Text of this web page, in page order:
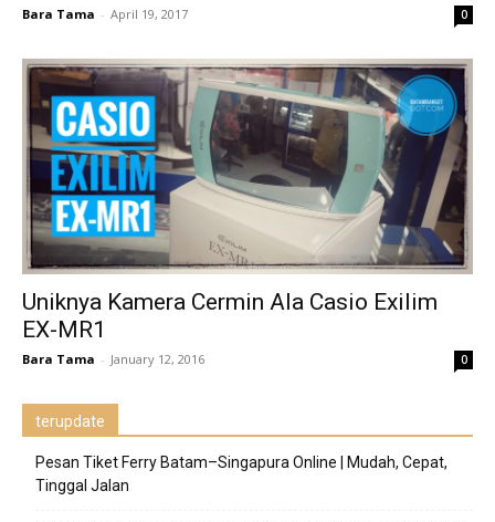
Bara Tama - April 19, 2017 0
Uniknya Kamera Cermin Ala Casio Exilim
EX-MR1
Bara Tama - January 12, 2016 0
terupdate
Pesan Tiket Ferry Batam–Singapura Online | Mudah, Cepat,
Tinggal Jalan